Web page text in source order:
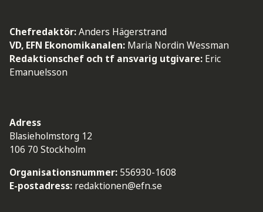
Chefredaktör:Anders Hägerstrand
VD, EFN Ekonomikanalen: Maria Nordin Wessman
Redaktionschef och tf ansvarig utgivare: Eric
Emanuelsson
Adress
Blasieholmstorg 12
106 70 Stockholm
Organisationsnummer: 556930-1608
E-postadress: redaktionen@efn.se